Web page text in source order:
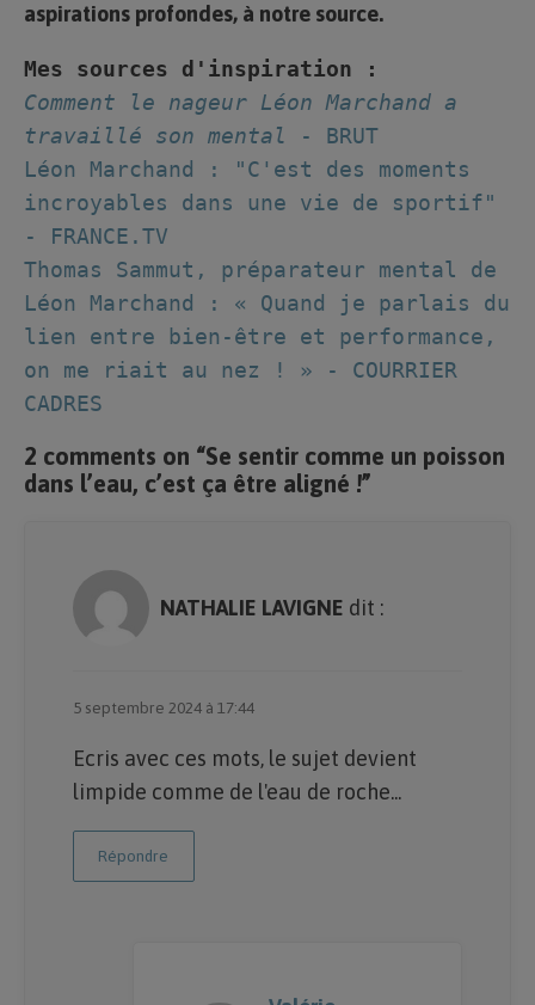
aspirations profondes, à notre source.
Mes sources d'inspiration :
Comment le nageur Léon Marchand a
travaillé son mental - BRUT
Léon Marchand : "C'est des moments
incroyables dans une vie de sportif"
- FRANCE.TV
Thomas Sammut, préparateur mental de
Léon Marchand : « Quand je parlais du
lien entre bien-être et performance,
on me riait au nez ! » - COURRIER
CADRES
2 comments on “Se sentir comme un poisson
dans l’eau, c’est ça être aligné !”
NATHALIE LAVIGNE dit :
5 septembre 2024 à 17:44
Ecris avec ces mots, le sujet devient
limpide comme de l'eau de roche...
Répondre